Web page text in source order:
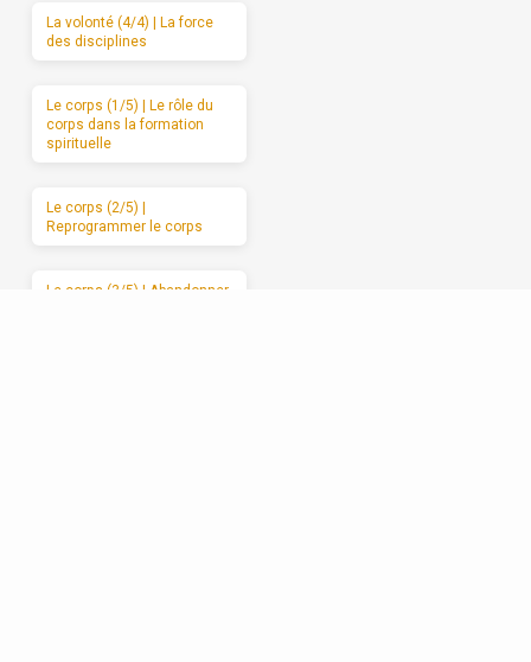
La volonté (4/4) | La force
des disciplines
Le corps (1/5) | Le rôle du
corps dans la formation
spirituelle
Le corps (2/5) |
Reprogrammer le corps
Le corps (3/5) | Abandonner